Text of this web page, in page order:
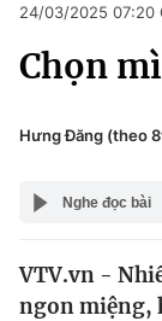
Chuyên mục
Y tế
Pháp luật
Kinh tế
Thể thao
Văn hóa -
Đời sống
Giáo dục
24/03/2025 07:20
Chọn
Hưng Đăng (theo
Nghe đọc bài
VTV.vn -
ngon miệng,